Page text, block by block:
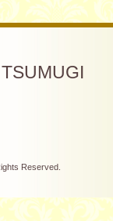
Reserved.